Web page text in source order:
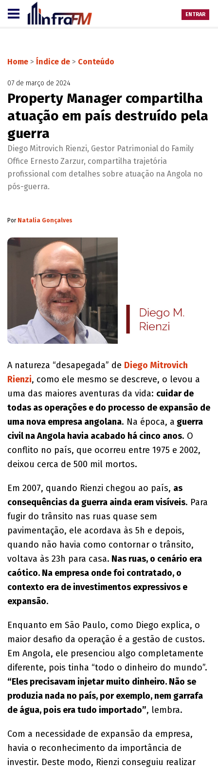
ENTRAR
Home > Índice de > Conteúdo
07 de março de 2024
Property Manager compartilha
atuação em país destruído pela
guerra
Diego Mitrovich Rienzi, Gestor Patrimonial do Family
Office Ernesto Zarzur, compartilha trajetória
profissional com detalhes sobre atuação na Angola no
pós-guerra.
Por Natalia Gonçalves
A natureza “desapegada” de Diego Mitrovich
Rienzi, como ele mesmo se descreve, o levou a
uma das maiores aventuras da vida: cuidar de
todas as operações e do processo de expansão de
uma nova empresa angolana. Na época, a guerra
civil na Angola havia acabado há cinco anos. O
conflito no país, que ocorreu entre 1975 e 2002,
deixou cerca de 500 mil mortos.
Em 2007, quando Rienzi chegou ao país, as
consequências da guerra ainda eram visíveis. Para
fugir do trânsito nas ruas quase sem
pavimentação, ele acordava às 5h e depois,
quando não havia como contornar o trânsito,
voltava às 23h para casa. Nas ruas, o cenário era
caótico. Na empresa onde foi contratado, o
contexto era de investimentos expressivos e
expansão.
Enquanto em São Paulo, como Diego explica, o
maior desafio da operação é a gestão de custos.
Em Angola, ele presenciou algo completamente
diferente, pois tinha “todo o dinheiro do mundo”.
“Eles precisavam injetar muito dinheiro. Não se
produzia nada no país, por exemplo, nem garrafa
de água, pois era tudo importado”, lembra.
Com a necessidade de expansão da empresa,
havia o reconhecimento da importância de
investir. Deste modo, Rienzi conseguiu realizar